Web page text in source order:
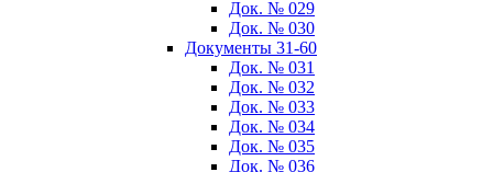
Док. № 029
Док. № 030
Документы 31-60
Док. № 031
Док. № 032
Док. № 033
Док. № 034
Док. № 035
Док. № 036